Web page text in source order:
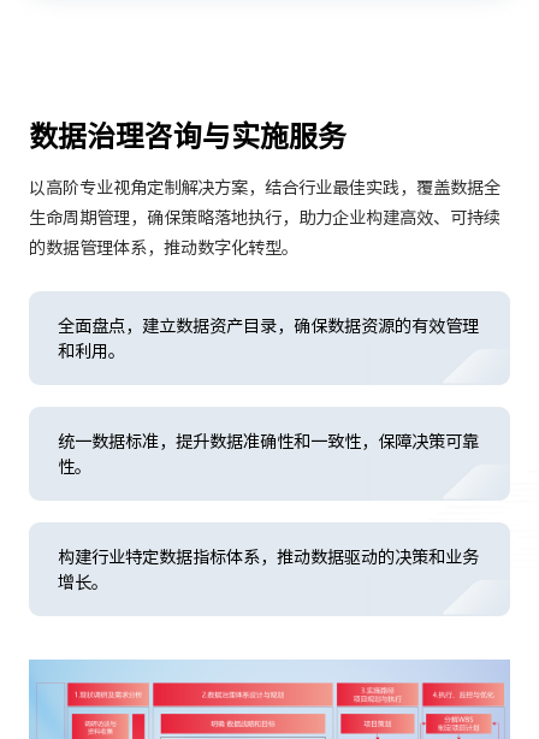
数据治理咨询与实施服务
以高阶专业视角定制解决方案，结合行业最佳实践，覆盖数据全
生命周期管理，确保策略落地执行，助力企业构建高效、可持续
的数据管理体系，推动数字化转型。
全面盘点，建立数据资产目录，确保数据资源的有效管理
和利用。
统一数据标准，提升数据准确性和一致性，保障决策可靠
性。
构建行业特定数据指标体系，推动数据驱动的决策和业务
增长。